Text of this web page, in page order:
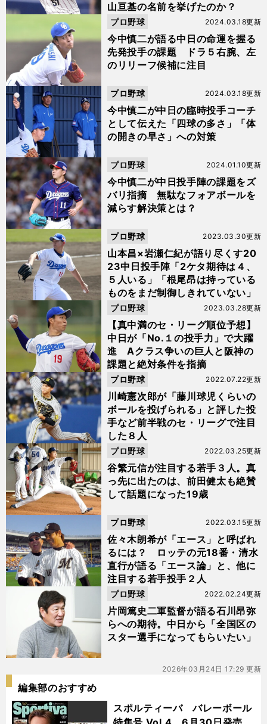
山亘基の名前を挙げたのか？
今中慎二が語る中日の命運を握る
先発投手の課題 ドラ５右腕、左
のリリーフ候補に注目
2024.03.18更新
プロ野球
今中慎二が中日の臨時投手コーチ
として伝えた「四球の多さ」「体
の開きの早さ」への対策
2024.03.18更新
プロ野球
今中慎二が中日投手陣の課題をズ
バリ指摘 無駄なフォアボールを
減らす解決策とは？
2024.01.10更新
プロ野球
山本昌×岩瀬仁紀が語り尽くす20
23中日投手陣「2ケタ期待は４、
５人いる」「根尾昂は持っている
ものをまだ制御しきれていない」
2023.03.30更新
プロ野球
【真中満のセ・リーグ順位予想】
中日が「No.１の投手力」で大躍
進 Aクラス争いの巨人と阪神の
課題と絶対条件を指摘
2023.03.28更新
プロ野球
川崎憲次郎が「藤川球児くらいの
ボールを投げられる」と評した投
手など前半戦のセ・リーグで注目
した８人
2022.07.22更新
プロ野球
谷繁元信が注目する若手３人。真
っ先に出たのは、前田健太も絶賛
して話題になった19歳
2022.03.25更新
プロ野球
佐々木朗希が「エース」と呼ばれ
るには？ ロッテの元18番・清水
直行が語る「エース論」と、他に
注目する若手投手２人
2022.03.15更新
プロ野球
片岡篤史二軍監督が語る石川昂弥
らへの期待。中日から「全国区の
スター選手になってもらいたい」
2022.02.24更新
プロ野球
2026年03月24日 17:29 更新
編集部のおすすめ
スポルティーバ バレーボール